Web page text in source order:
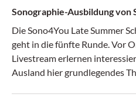
Sonographie-Ausbildung
Die Sono4You Late Summer
geht in die fünfte Runde. Vor
Livestream erlernen
Ausland hier grundlegendes